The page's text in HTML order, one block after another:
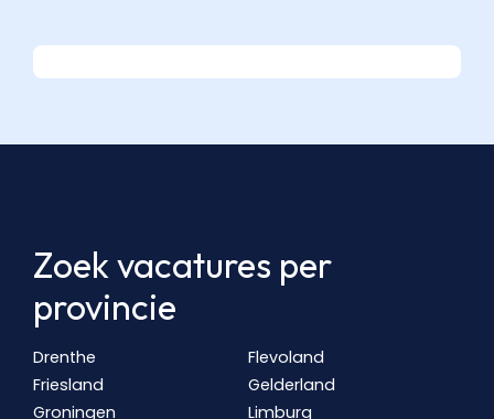
Zoek vacatures per
provincie
Drenthe
Flevoland
Friesland
Gelderland
Groningen
Limburg